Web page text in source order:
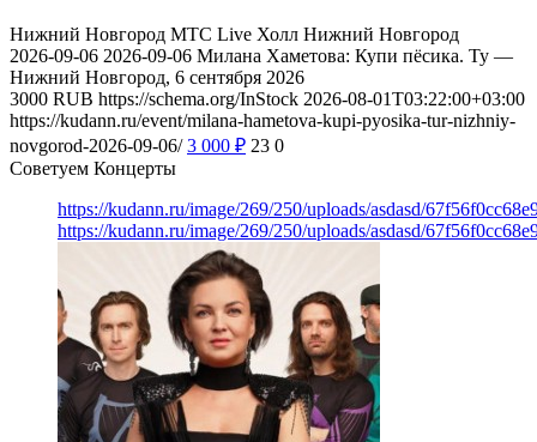
Нижний Новгород МТС Live Холл Нижний Новгород
2026-09-06 2026-09-06 Милана Хаметова: Купи пёсика. Ту —
Нижний Новгород, 6 сентября 2026
3000 RUB https://schema.org/InStock 2026-08-01T03:22:00+03:00
https://kudann.ru/event/milana-hametova-kupi-pyosika-tur-nizhniy-
novgorod-2026-09-06/ 3 000 ₽ 23 0
Советуем Концерты
https://kudann.ru/image/269/250/uploads/asdasd/
https://kudann.ru/image/269/250/uploads/asdasd/